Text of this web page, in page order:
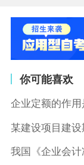
你可能喜欢
企业定额的作用